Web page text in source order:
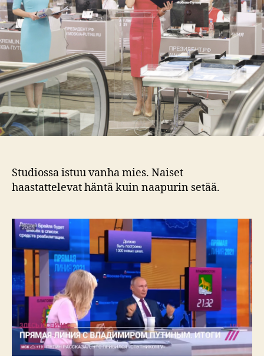
Studiossa istuu vanha mies. Naiset
haastattelevat häntä kuin naapurin setää.